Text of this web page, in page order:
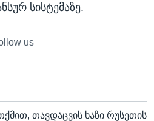
სისტემაზე.
us
თავდაცვის ხაზი რუსეთის